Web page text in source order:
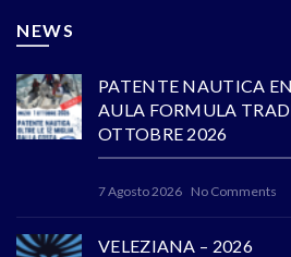
NEWS
PATENTE NAUTICA
AULA FORMULA
OTTOBRE 2026
7 Agosto 2026 No Comments
VELEZIANA – 2026